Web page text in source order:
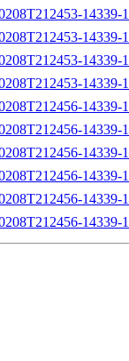
14339-
14339-
14339-
14339-
14339-
14339-
14339-
14339-
14339-